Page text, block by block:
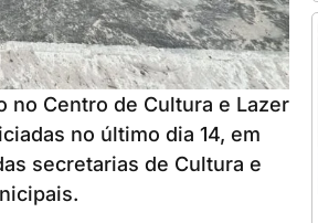
no Centro de Cultura e Lazer
no último dia 14, em
secretarias de Cultura e